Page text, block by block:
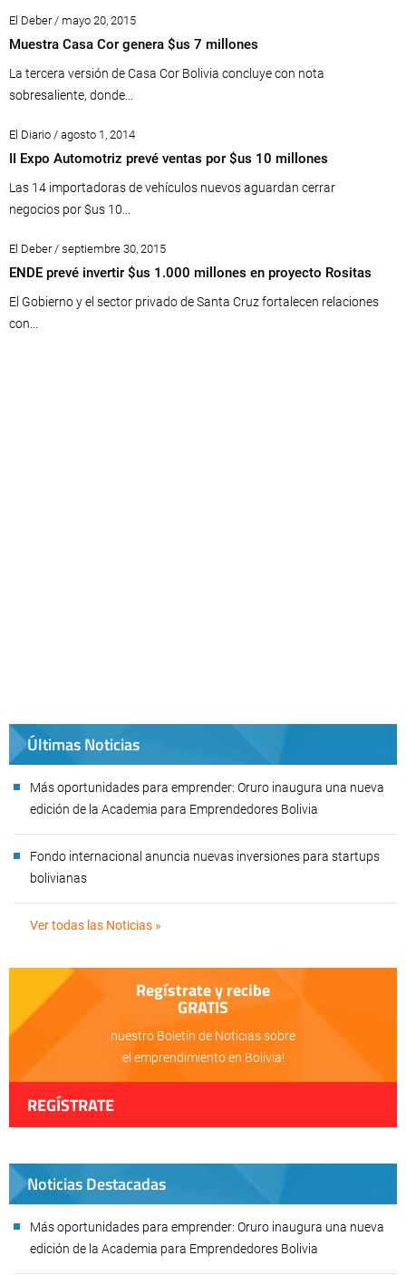
El Deber / mayo 20, 2015
Muestra Casa Cor genera $us 7 millones
La tercera versión de Casa Cor Bolivia concluye con nota
sobresaliente, donde...
El Diario / agosto 1, 2014
II Expo Automotriz prevé ventas por $us 10 millones
Las 14 importadoras de vehículos nuevos aguardan cerrar
negocios por $us 10...
El Deber / septiembre 30, 2015
ENDE prevé invertir $us 1.000 millones en proyecto Rositas
El Gobierno y el sector privado de Santa Cruz fortalecen relaciones
con...
Últimas Noticias
Más oportunidades para emprender: Oruro inaugura una nueva
edición de la Academia para Emprendedores Bolivia
Fondo internacional anuncia nuevas inversiones para startups
bolivianas
Ver todas las Noticias »
Regístrate y recibe
GRATIS
nuestro Boletín de Noticias sobre
el emprendimiento en Bolivia!
REGÍSTRATE
Noticias Destacadas
Más oportunidades para emprender: Oruro inaugura una nueva
edición de la Academia para Emprendedores Bolivia